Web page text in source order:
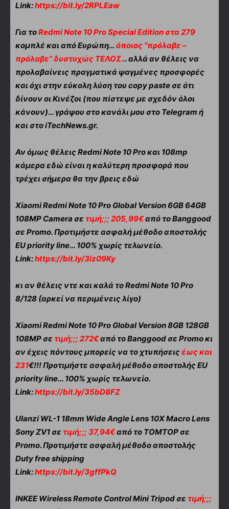
Link:https://bit.ly/2RPLEaw
Για τοRedmi Note 10 Pro Special Edition στα 279
κομπλέ και από Ευρώπη…όποιος “πρόλαβε –
πρόλαβε” δυστυχώς ΤΕΛΟΣ... αλλά αν θέλεις να
προλαβαίνεις πραγματικά ψαγμένες προσφορές
και όχι στην εύκολη λύση του copy paste σε ότι
δίνουν οι Κινέζοι (που πίστεψε με σχεδόν όλοι
κάνουν)… γράψου στο κανάλι μου στο Telegram ή
και στο iTechNews.gr.
Αν όμως θέλεις Redmi Note 10 Pro και 108mp
κάμερα εδώ είναι η καλύτερη προσφορά που
τρέχει σήμερα θα την βρεις εδώ
Xiaomi Redmi Note 10 Pro Global Version 6GB 64GB
108MP Camera σε τιμή;;; 205,99€από το Banggood
σε Promo. Προτιμήστε ασφαλή μέθοδο αποστολής
EU priority line… 100% χωρίς τελωνείο.
Link:https://bit.ly/3iz09Ky
κι αν θέλεις ντε και καλά το Redmi Note 10 Pro
8/128 (αρκεί να περιμένεις λίγο)
Xiaomi Redmi Note 10 Pro Global Version 8GB 128GB
108MP σε τιμή;;; 272€από το Banggood σε Promo κι
αν έχεις πόντους μπορείς να το χτυπήσεις έως και
231€!!! Προτιμήστε ασφαλή μέθοδο αποστολής EU
priority line… 100% χωρίς τελωνείο.
Link:https://bit.ly/35bD8FZ
Ulanzi WL-1 18mm Wide Angle Lens 10X Macro Lens
Sony ZV1 σε τιμή;;; 37,94€από το TOMTOP σε
Promo. Προτιμήστε ασφαλή μέθοδο αποστολής
Duty free shipping
Link:https://bit.ly/3gffPkQ
INKEE Wireless Remote Control Mini Tripod σε τιμή;;;